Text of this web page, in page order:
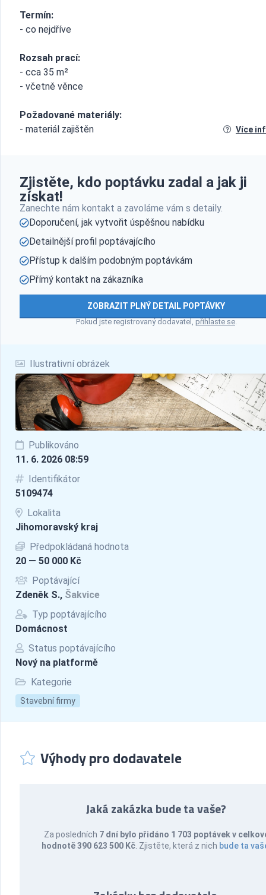
Ilustrativní obrázek
Publikováno
11. 6. 2026 08:59
Identifikátor
5109474
Lokalita
Jihomoravský kraj
Předpokládaná hodnota
20 — 50 000 Kč
Poptávající
Zdeněk S., Šakvice
Typ poptávajícího
Domácnost
Status poptávajícího
Nový na platformě
Kategorie
Stavební firmy
Termín:
- co nejdříve
Rozsah prací:
- cca 35 m²
- včetně věnce
Požadované materiály:
- materiál zajištěn
Více
Zjistěte, kdo poptávku zadal a jak ji
získat!
Zanechte nám kontakt a zavoláme vám s detaily.
Doporučení, jak vytvořit úspěšnou nabídku
Detailnější profil poptávajícího
Přístup k dalším podobným poptávkám
Přímý kontakt na zákazníka
ZOBRAZIT PLNÝ DETAIL POPTÁVKY
Pokud jste registrovaný dodavatel, přihlaste se.
Výhody pro dodavatele
Jaká zakázka bude ta vaše?
Za posledních 7 dní bylo přidáno 1 703 poptávek v
hodnotě 390 623 500 Kč . Zjistěte, která z nich bude ta